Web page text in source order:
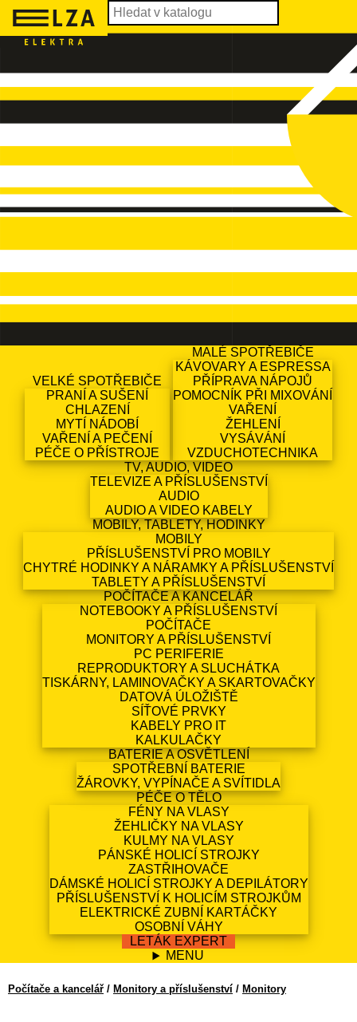
VELKÉ SPOTŘEBIČE
PRANÍ A SUŠENÍ
CHLAZENÍ
MYTÍ NÁDOBÍ
VAŘENÍ A PEČENÍ
PÉČE O PŘÍSTROJE
MALÉ SPOTŘEBIČE
KÁVOVARY A ESPRESSA
PŘÍPRAVA NÁPOJŮ
POMOCNÍK PŘI MIXOVÁNÍ
VAŘENÍ
ŽEHLENÍ
VYSÁVÁNÍ
VZDUCHOTECHNIKA
TV, AUDIO, VIDEO
TELEVIZE A PŘÍSLUŠENSTVÍ
AUDIO
AUDIO A VIDEO KABELY
MOBILY, TABLETY, HODINKY
MOBILY
PŘÍSLUŠENSTVÍ PRO MOBILY
CHYTRÉ HODINKY A NÁRAMKY A PŘÍSLUŠENSTVÍ
TABLETY A PŘÍSLUŠENSTVÍ
POČÍTAČE A KANCELÁŘ
NOTEBOOKY A PŘÍSLUŠENSTVÍ
POČÍTAČE
MONITORY A PŘÍSLUŠENSTVÍ
PC PERIFERIE
REPRODUKTORY A SLUCHÁTKA
TISKÁRNY, LAMINOVAČKY A SKARTOVAČKY
DATOVÁ ÚLOŽIŠTĚ
SÍŤOVÉ PRVKY
KABELY PRO IT
KALKULAČKY
BATERIE A OSVĚTLENÍ
SPOTŘEBNÍ BATERIE
ŽÁROVKY, VYPÍNAČE A SVÍTIDLA
PÉČE O TĚLO
FÉNY NA VLASY
ŽEHLIČKY NA VLASY
KULMY NA VLASY
PÁNSKÉ HOLICÍ STROJKY
ZASTŘIHOVAČE
DÁMSKÉ HOLICÍ STROJKY A DEPILÁTORY
PŘÍSLUŠENSTVÍ K HOLICÍM STROJKŮM
ELEKTRICKÉ ZUBNÍ KARTÁČKY
OSOBNÍ VÁHY
LETÁK EXPERT
MENU
Počítače a kancelář / Monitory a příslušenství / Monitory